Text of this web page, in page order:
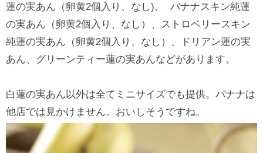
蓮の実あん（卵黄2個入り、なし)、 バナナスキン純蓮
の実あん（卵黄2個入り、なし）、ストロベリースキン
純蓮の実あん（卵黄2個入り、なし）、ドリアン蓮の実
あん、グリーンティー蓮の実あんなどがあります。
白蓮の実あん以外は全てミニサイズでも提供。バナナは
他店では見かけません。おいしそうですね。